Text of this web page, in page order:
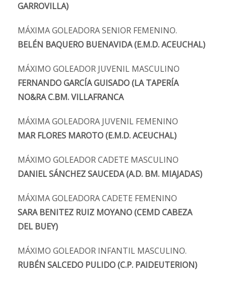
GARROVILLA)
MÁXIMA GOLEADORA SENIOR FEMENINO.
BELÉN BAQUERO BUENAVIDA (E.M.D. ACEUCHAL)
MÁXIMO GOLEADOR JUVENIL MASCULINO
FERNANDO GARCÍA GUISADO (LA TAPERÍA
NO&RA C.BM. VILLAFRANCA
MÁXIMA GOLEADORA JUVENIL FEMENINO
MAR FLORES MAROTO (E.M.D. ACEUCHAL)
MÁXIMO GOLEADOR CADETE MASCULINO
DANIEL SÁNCHEZ SAUCEDA (A.D. BM. MIAJADAS)
MÁXIMA GOLEADORA CADETE FEMENINO
SARA BENITEZ RUIZ MOYANO (CEMD CABEZA
DEL BUEY)
MÁXIMO GOLEADOR INFANTIL MASCULINO.
RUBÉN SALCEDO PULIDO (C.P. PAIDEUTERION)